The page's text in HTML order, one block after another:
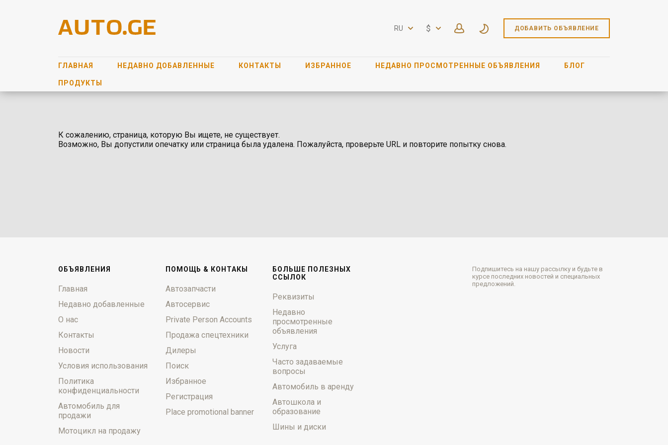
RU $ ДОБАВИТЬ ОБЪЯВЛЕНИЕ
ГЛАВНАЯ НЕДАВНО ДОБАВЛЕННЫЕ КОНТАКТЫ ИЗБРАННОЕ НЕДАВНО ПРОСМОТРЕННЫЕ ОБЪЯВЛЕНИЯ БЛОГ
ПРОДУКТЫ
К сожалению, страница, которую Вы ищете, не существует.
Возможно, Вы допустили опечатку или страница была удалена. Пожалуйста, проверьте URL и повторите попытку снова.
Подпишитесь на нашу рассылку и будьте в
курсе последних новостей и специальных
предложений.
ОБЪЯВЛЕНИЯ
Главная
Недавно добавленные
О нас
Контакты
Новости
Условия использования
Политика
конфиденциальности
Автомобиль для
продажи
Мотоцикл на продажу
ПОМОЩЬ & КОНТАКЫ
Автозапчасти
Автосервис
Private Person Accounts
Продажа спецтехники
Дилеры
Поиск
Избранное
Регистрация
Place promotional banner
БОЛЬШЕ ПОЛЕЗНЫХ
ССЫЛОК
Реквизиты
Недавно
просмотренные
объявления
Услуга
Часто задаваемые
вопросы
Автомобиль в аренду
Автошкола и
образование
Шины и диски